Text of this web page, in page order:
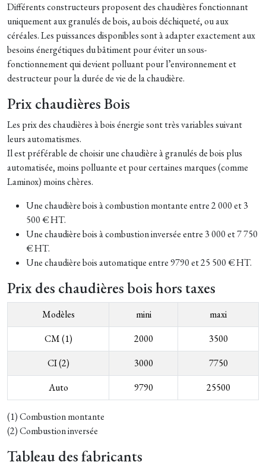
Différents constructeurs proposent des chaudières fonctionnant
uniquement aux granulés de bois, au bois déchiqueté, ou aux
céréales. Les puissances disponibles sont à adapter exactement aux
besoins énergétiques du bâtiment pour éviter un sous-
fonctionnement qui devient polluant pour l’environnement et
destructeur pour la durée de vie de la chaudière.
Prix chaudières Bois
Les prix des chaudières à bois énergie sont très variables suivant
leurs automatismes.
Il est préférable de choisir une chaudière à granulés de bois plus
automatisée, moins polluante et pour certaines marques (comme
Laminox) moins chères.
Une chaudière bois à combustion montante entre 2 000 et 3
500 € HT.
Une chaudière bois à combustion inversée entre 3 000 et 7 750
€ HT.
Une chaudière bois automatique entre 9790 et 25 500 € HT.
Prix des chaudières bois hors taxes
Modèles mini
maxi
CM (1)
2000
3500
CI (2)
3000
7750
Auto
9790 25500
(1) Combustion montante
(2) Combustion inversée
Tableau des fabricants